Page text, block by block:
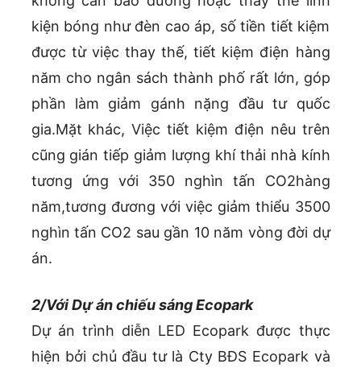
kiện bóng như đèn cao áp, số tiền tiết kiệm
được từ việc thay thế, tiết kiệm điện hàng
năm cho ngân sách thành phố rất lớn, góp
phần làm giảm gánh nặng đầu tư quốc
gia.Mặt khác, Việc tiết kiệm điện nêu trên
cũng gián tiếp giảm lượng khí thải nhà kính
tương ứng với 350 nghìn tấn CO2hàng
năm,tương đương với việc giảm thiểu 3500
nghìn tấn CO2 sau gần 10 năm vòng đời dự
án.
2/Với Dự án chiếu sáng Ecopark
Dự án trình diễn LED Ecopark được thực
hiện bởi chủ đầu tư là Cty BĐS Ecopark và